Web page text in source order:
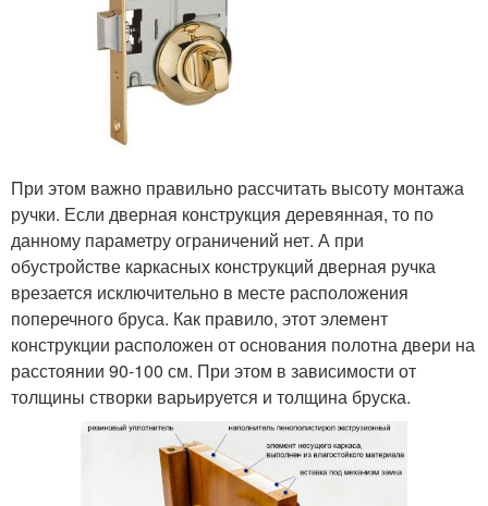
При этом важно правильно рассчитать высоту монтажа
ручки. Если дверная конструкция деревянная, то по
данному параметру ограничений нет. А при
обустройстве каркасных конструкций дверная ручка
врезается исключительно в месте расположения
поперечного бруса. Как правило, этот элемент
конструкции расположен от основания полотна двери на
расстоянии 90-100 см. При этом в зависимости от
толщины створки варьируется и толщина бруска.